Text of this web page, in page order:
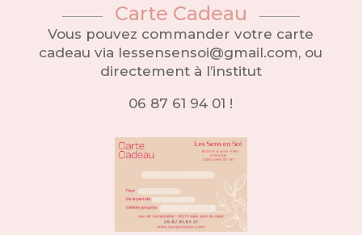
Carte Cadeau
Vous pouvez commander votre carte
cadeau via lessensensoi@gmail.com, ou
directement à l’institut
06 87 61 94 01 !